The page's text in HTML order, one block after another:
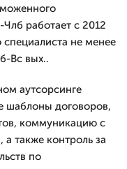
работает с 2012
не менее
Вс вых..
аутсорсинге
шаблоны договоров,
коммуникацию с
также контроль за
по